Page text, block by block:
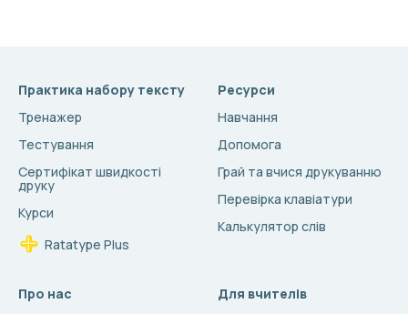
Практика набору тексту
Тренажер
Тестування
Сертифікат швидкості
друку
Курси
Ratatype Plus
Ресурси
Навчання
Допомога
Грай та вчися друкуванню
Перевірка клавіатури
Калькулятор слів
Про нас
Для вчителів